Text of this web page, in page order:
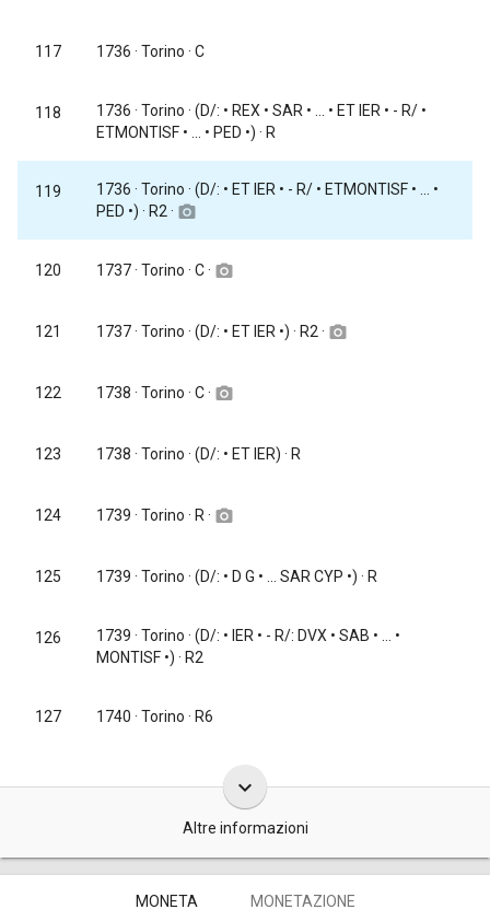
117 1736 · Torino · C
118 1736 · Torino · (D/: • REX • SAR • ... • ET IER • - R/ •
ETMONTISF • ... • PED •) · R
119 1736 · Torino · (D/: • ET IER • - R/ • ETMONTISF • ... •
PED •) · R2 · camera_alt
120 1737· Torino · C · camera_alt
121 1737· Torino · (D/: • ET IER •) · R2 · camera_alt
122 1738 · Torino · C · camera_alt
123 1738 · Torino · (D/: • ET IER) · R
124 1739 · Torino · R · camera_alt
125 1739 · Torino · (D/: • D G • ... SAR CYP •) · R
126 1739 · Torino · (D/: • IER • - R/: DVX • SAB • ... •
MONTISF •) · R2
127 1740 · Torino · R6
keyboard_arrow_down
Altre informazioni
Queste monete da 5 soldi furono coniate, complessivamente, in
oltre 10 milioni di pezzi e precisamente: 2.240.000 tra il 1732 e il
MONETA MONETAZIONE